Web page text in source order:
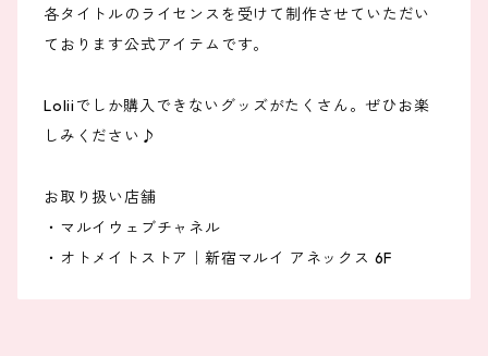
各タイトルのライセンスを受けて制作させていただい
ております公式アイテムです。
Loliiでしか購入できないグッズがたくさん。ぜひお楽
しみください♪
お取り扱い店舗
・マルイウェブチャネル
・オトメイトストア｜新宿マルイ アネックス 6F